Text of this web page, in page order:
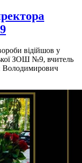
відійшов у
ЗОШ №9, вчитель
Володимирович